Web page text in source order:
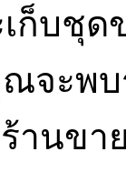
ก็บชุ
จะพบ
านข